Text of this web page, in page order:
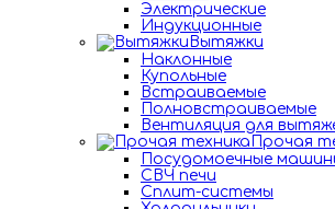
Электрические
Индукционные
Вытяжки
Наклонные
Купольные
Встраиваемые
Полновстраиваемые
Вентиляция для
Прочая
Посудомоечные
СВЧ печи
Сплит-системы